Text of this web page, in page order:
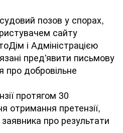
позов у ​​спорах,
сайту
і Адміністрацією
пред'явити письмову
про добровільне
протягом 30
отримання претензії,
про результати